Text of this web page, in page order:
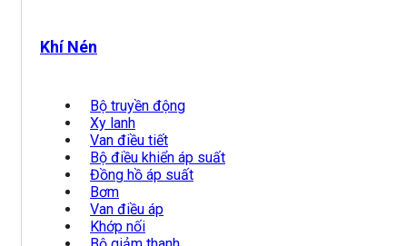
Khí Nén
Bộ truyền động
Xy lanh
Van điều tiết
Bộ điều khiển áp suất
Đồng hồ áp suất
Bơm
Van điều áp
Khớp nối